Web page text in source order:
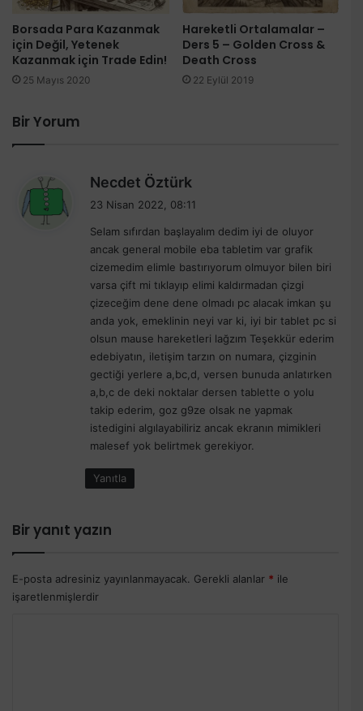
Borsada Para Kazanmak
için Değil, Yetenek
Kazanmak için Trade Edin!
25 Mayıs 2020
Hareketli Ortalamalar –
Ders 5 – Golden Cross &
Death Cross
22 Eylül 2019
Bir Yorum
Necdet Öztürk
i
k
i
:
23 Nisan 2022, 08:11
Selam sıfırdan başlayalım dedim iyi de oluyor
ancak general mobile eba tabletim var grafik
cizemedim elimle bastırıyorum olmuyor bilen biri
varsa çift mi tıklayıp elimi kaldırmadan çizgi
çizeceğim dene dene olmadı pc alacak imkan şu
anda yok, emeklinin neyi var ki, iyi bir tablet pc si
olsun mause hareketleri lağzım Teşekkür ederim
edebiyatın, iletişim tarzın on numara, çizginin
gectiği yerlere a,bc,d, versen bunuda anlatırken
a,b,c de deki noktalar dersen tablette o yolu
takip ederim, goz g9ze olsak ne yapmak
istedigini algılayabiliriz ancak ekranın mimikleri
malesef yok belirtmek gerekiyor.
Yanıtla
Bir yanıt yazın
E-posta adresiniz yayınlanmayacak. Gerekli alanlar * ile
işaretlenmişlerdir